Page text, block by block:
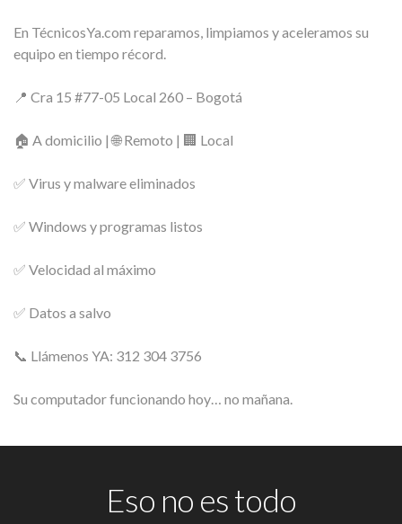
En TécnicosYa.com reparamos, limpiamos y aceleramos su
equipo en tiempo récord.
📍 Cra 15 #77-05 Local 260 – Bogotá
🏠 A domicilio | 🌐 Remoto | 🏢 Local
✅ Virus y malware eliminados
✅ Windows y programas listos
✅ Velocidad al máximo
✅ Datos a salvo
📞 Llámenos YA: 312 304 3756
Su computador funcionando hoy… no mañana.
Eso no es todo